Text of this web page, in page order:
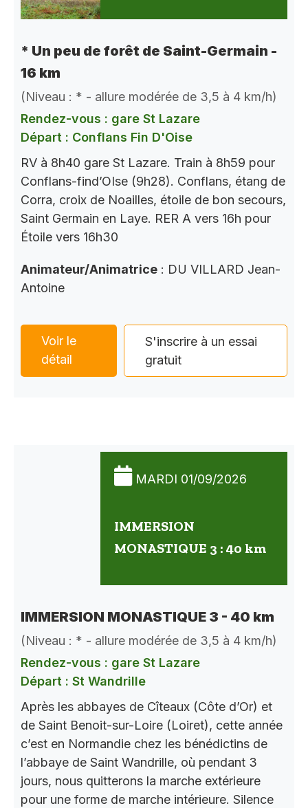
* Un peu de forêt de Saint-Germain -
16 km
(Niveau : * - allure modérée de 3,5 à 4 km/h)
Rendez-vous : gare St Lazare
Départ : Conflans Fin D'Oise
RV à 8h40 gare St Lazare. Train à 8h59 pour
Conflans-find’OIse (9h28). Conflans, étang de
Corra, croix de Noailles, étoile de bon secours,
Saint Germain en Laye. RER A vers 16h pour
Étoile vers 16h30
Animateur/Animatrice : DU VILLARD Jean-
Antoine
Voir le
détail
S'inscrire à un essai
gratuit
MARDI 01/09/2026
IMMERSION
MONASTIQUE 3 : 40 km
IMMERSION MONASTIQUE 3 - 40 km
(Niveau : * - allure modérée de 3,5 à 4 km/h)
Rendez-vous : gare St Lazare
Départ : St Wandrille
Après les abbayes de Cîteaux (Côte d’Or) et
de Saint Benoit-sur-Loire (Loiret), cette année
c’est en Normandie chez les bénédictins de
l’abbaye de Saint Wandrille, où pendant 3
jours, nous quitterons la marche extérieure
pour une forme de marche intérieure. Silence